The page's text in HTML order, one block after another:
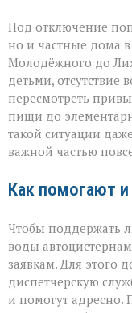
Под отключение
но и частные дома в
Молодёжного до
детьми, отсутствие
пересмотреть
пищи до
такой ситуации
важной частью
Как помогают
Чтобы поддержать
воды
заявкам. Для этого
диспетчерскую
и помогут адресно.